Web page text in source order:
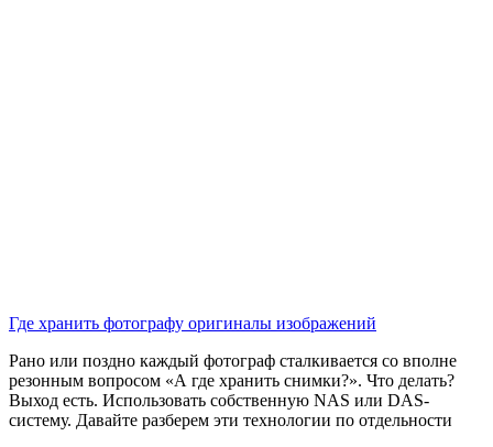
Где хранить фотографу оригиналы изображений
Рано или поздно каждый фотограф сталкивается со вполне
резонным вопросом «А где хранить снимки?». Что делать?
Выход есть. Использовать собственную NAS или DAS-
систему. Давайте разберем эти технологии по отдельности